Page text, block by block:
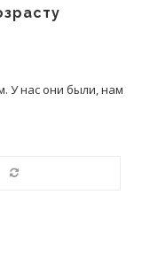
У нас они были, нам